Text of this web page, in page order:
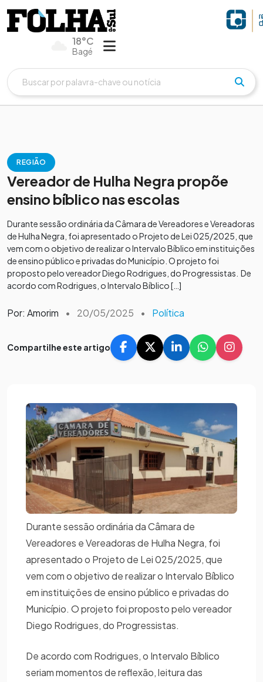
18°C
Bagé
REGIÃO
Vereador de Hulha Negra propõe
ensino bíblico nas escolas
Durante sessão ordinária da Câmara de Vereadores e Vereadoras
de Hulha Negra, foi apresentado o Projeto de Lei 025/2025, que
vem com o objetivo de realizar o Intervalo Bíblico em instituições
de ensino público e privadas do Município. O projeto foi
proposto pelo vereador Diego Rodrigues, do Progressistas. De
acordo com Rodrigues, o Intervalo Bíblico […]
Por: Amorim • 20/05/2025 • Política
Compartilhe este artigo
Durante sessão ordinária da Câmara de
Vereadores e Vereadoras de Hulha Negra, foi
apresentado o Projeto de Lei 025/2025, que
vem com o objetivo de realizar o Intervalo Bíblico
em instituições de ensino público e privadas do
Município. O projeto foi proposto pelo vereador
Diego Rodrigues, do Progressistas.
De acordo com Rodrigues, o Intervalo Bíblico
seriam momentos de reflexão, leitura das